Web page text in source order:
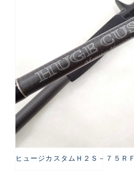
ヒュージカスタムＨ２Ｓ－７５ＲＦ